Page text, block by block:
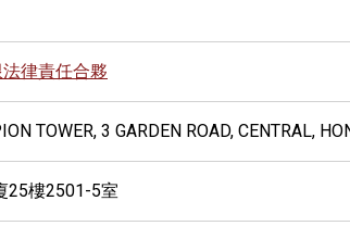
律責任合夥
TOWER, 3 GARDEN ROAD, CENTRAL,
25樓2501-5室